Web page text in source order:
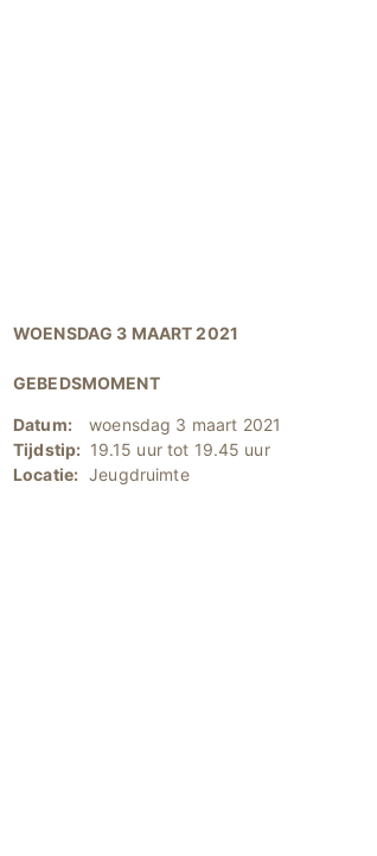
WOENSDAG 3 MAART 2021
GEBEDSMOMENT
Datum:
woensdag 3 maart 2021
Tijdstip: 19.15 uur tot 19.45 uur
Locatie: Jeugdruimte